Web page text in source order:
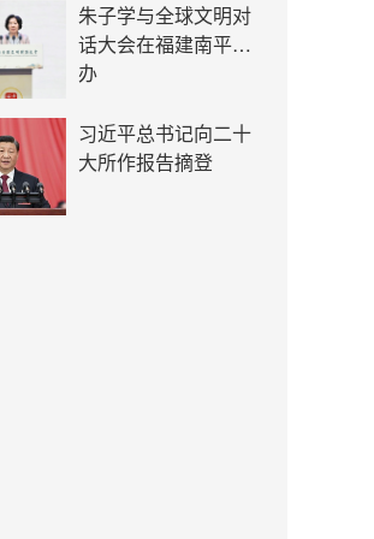
朱子学与全球文明对
话大会在福建南平举
办
习近平总书记向二十
大所作报告摘登